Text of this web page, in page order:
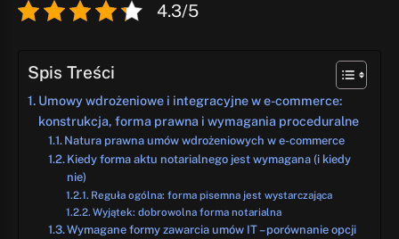
4.3/5
Spis Treści
Umowy wdrożeniowe i integracyjne w e-commerce:
konstrukcja, forma prawna i wymagania proceduralne
Natura prawna umów wdrożeniowych w e-commerce
Kiedy forma aktu notarialnego jest wymagana (i kiedy
nie)
Reguła ogólna: forma pisemna jest wystarczająca
Wyjątek: dobrowolna forma notarialna
Wymagane formy zawarcia umów IT – porównanie opcji